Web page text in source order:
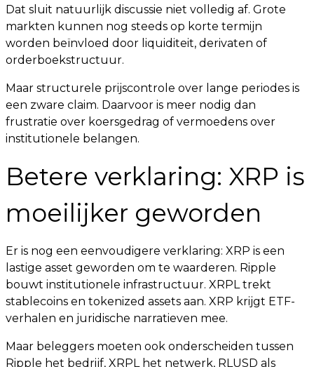
Dat sluit natuurlijk discussie niet volledig af. Grote
markten kunnen nog steeds op korte termijn
worden beïnvloed door liquiditeit, derivaten of
orderboekstructuur.
Maar structurele prijscontrole over lange periodes is
een zware claim. Daarvoor is meer nodig dan
frustratie over koersgedrag of vermoedens over
institutionele belangen.
Betere verklaring: XRP is
moeilijker geworden
Er is nog een eenvoudigere verklaring: XRP is een
lastige asset geworden om te waarderen. Ripple
bouwt institutionele infrastructuur. XRPL trekt
stablecoins en tokenized assets aan. XRP krijgt ETF-
verhalen en juridische narratieven mee.
Maar beleggers moeten ook onderscheiden tussen
Ripple het bedrijf, XRPL het netwerk, RLUSD als